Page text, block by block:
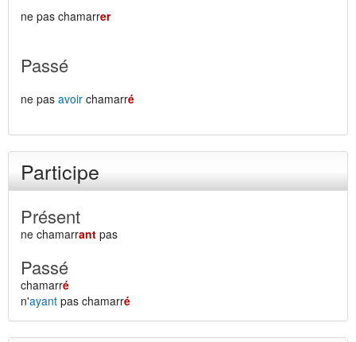
ne pas chamarrer
Passé
ne pas avoir chamarré
Participe
Présent
ne chamarrant pas
Passé
chamarré
n'ayant pas chamarré